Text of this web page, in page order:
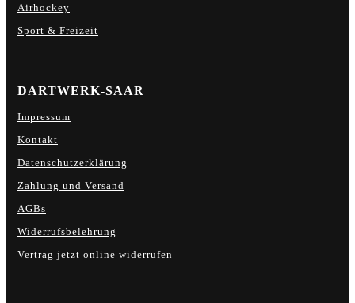
Airhockey
Sport & Freizeit
DARTWERK-SAAR
Impressum
Kontakt
Datenschutzerklärung
Zahlung und Versand
AGBs
Widerrufsbelehrung
Vertrag jetzt online widerrufen